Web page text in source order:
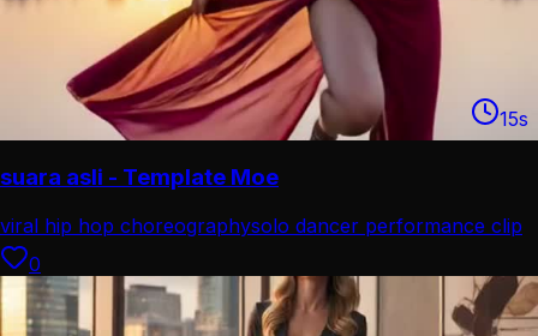
15s
suara asli - Template Moe
viral hip hop choreographysolo dancer performance clip
0